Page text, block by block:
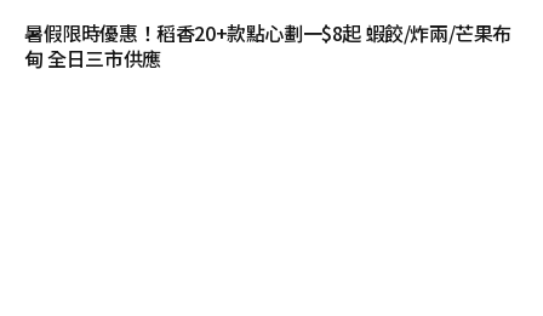
暑假限時優惠！稻香20+款點心劃一$8起 蝦餃/炸兩/芒果布
甸 全日三市供應